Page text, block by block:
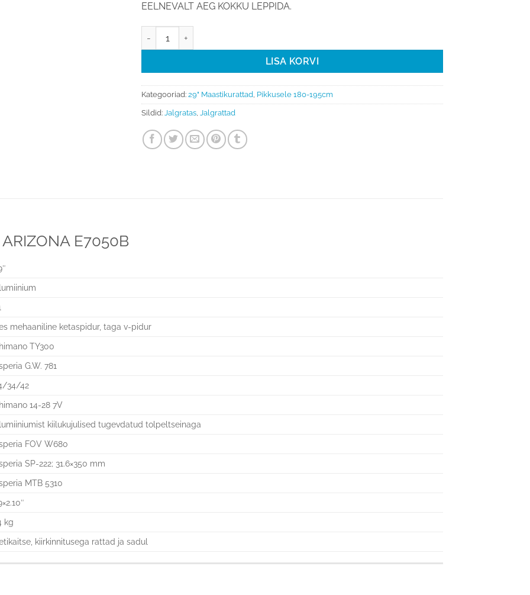
EELNEVALT AEG KOKKU LEPPIDA.
LISA KORVI
Kategooriad: 29" Maastikurattad, Pikkusele 180-195cm
Sildid: Jalgratas, Jalgrattad
E7050B
mehaaniline ketaspidur, taga v-pidur
TY300
G.W. 781
34/42
14-28 7V
kiilukujulised tugevdatud tolpeltseinaga
FOV W680
SP-222; 31.6×350 mm
MTB 5310
kg
kiirkinnitusega rattad ja sadul